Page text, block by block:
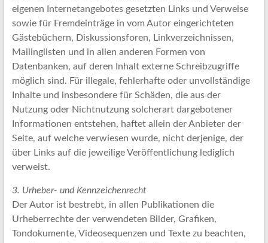
eigenen Internetangebotes gesetzten Links und Verweise
sowie für Fremdeinträge in vom Autor eingerichteten
Gästebüchern, Diskussionsforen, Linkverzeichnissen,
Mailinglisten und in allen anderen Formen von
Datenbanken, auf deren Inhalt externe Schreibzugriffe
möglich sind. Für illegale, fehlerhafte oder unvollständige
Inhalte und insbesondere für Schäden, die aus der
Nutzung oder Nichtnutzung solcherart dargebotener
Informationen entstehen, haftet allein der Anbieter der
Seite, auf welche verwiesen wurde, nicht derjenige, der
über Links auf die jeweilige Veröffentlichung lediglich
verweist.
3. Urheber- und Kennzeichenrecht
Der Autor ist bestrebt, in allen Publikationen die
Urheberrechte der verwendeten Bilder, Grafiken,
Tondokumente, Videosequenzen und Texte zu beachten,